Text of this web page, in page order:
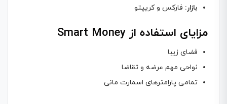
بازار: فارکس و کریپتو
مزایای استفاده از Smart Money
فضای زیبا
نواحی مهم عرضه و تقاضا
تمامی پارامترهای اسمارت مانی